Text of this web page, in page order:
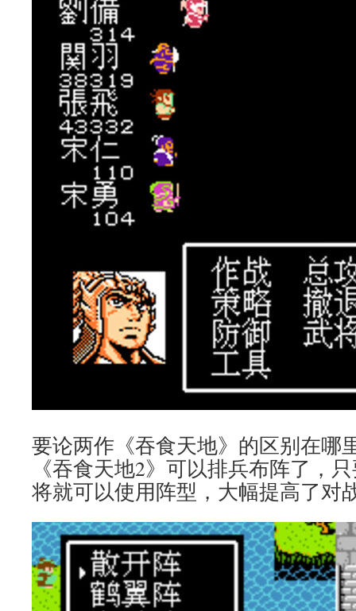
要论两作《吞食天地》的区别在哪
《吞食天地2》可以排兵布阵了，
将就可以使用阵型，大幅提高了对